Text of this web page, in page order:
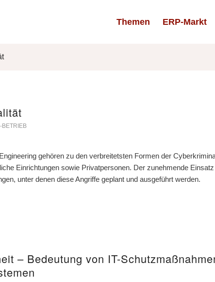
Themen ERP-Markt
BETRIEB
gehören zu den verbreitetsten Formen der
Einrichtungen sowie Privatpersonen. Der zunehmende
unter denen diese Angriffe geplant und ausgeführt werden.
– Bedeutung von IT-